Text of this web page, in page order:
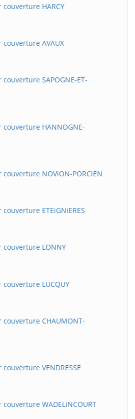
HARCY
AVAUX
SAPOGNE-ET-
HANNOGNE-
NOViON-PORCiEN
ETEiGNiERES
LONNY
LUCQUY
CHAUMONT-
VENDRESSE
WADELiNCOURT